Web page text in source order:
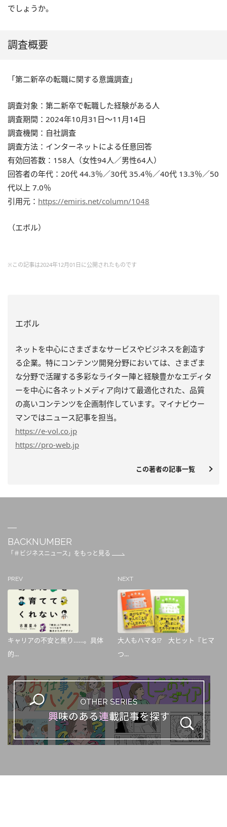
でしょうか。
調査概要
「第二新卒の転職に関する意識調査」
調査対象：第二新卒で転職した経験がある人
調査期間：2024年10月31日〜11月14日
調査機関：自社調査
調査方法：インターネットによる任意回答
有効回答数：158人（女性94人／男性64人）
回答者の年代：20代 44.3％／30代 35.4％／40代 13.3％／50
代以上 7.0％
引用元： https://emiris.net/column/1048
（エボル）
※この記事は2024年12月01日に公開されたものです
エボル
ネットを中心にさまざまなサービスやビジネスを創造す
る企業。特にコンテンツ開発分野においては、さまざま
な分野で活躍する多彩なライター陣と経験豊かなエディタ
ーを中心に各ネットメディア向けて最適化された、品質
の高いコンテンツを企画制作しています。マイナビウー
マンではニュース記事を担当。
https://e-vol.co.jp
https://pro-web.jp
この著者の記事一覧
BACKNUMBER
「＃ビジネスニュース」をもっと見る
PREV
キャリアの不安と焦り……。具体
的...
NEXT
大人もハマる⁉ 大ヒット『ヒマ
つ...